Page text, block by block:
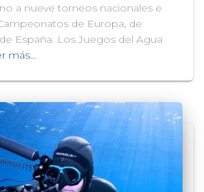
a nueve torneos nacionales e
de Europa, de
España. Los Juegos del Agua
más…